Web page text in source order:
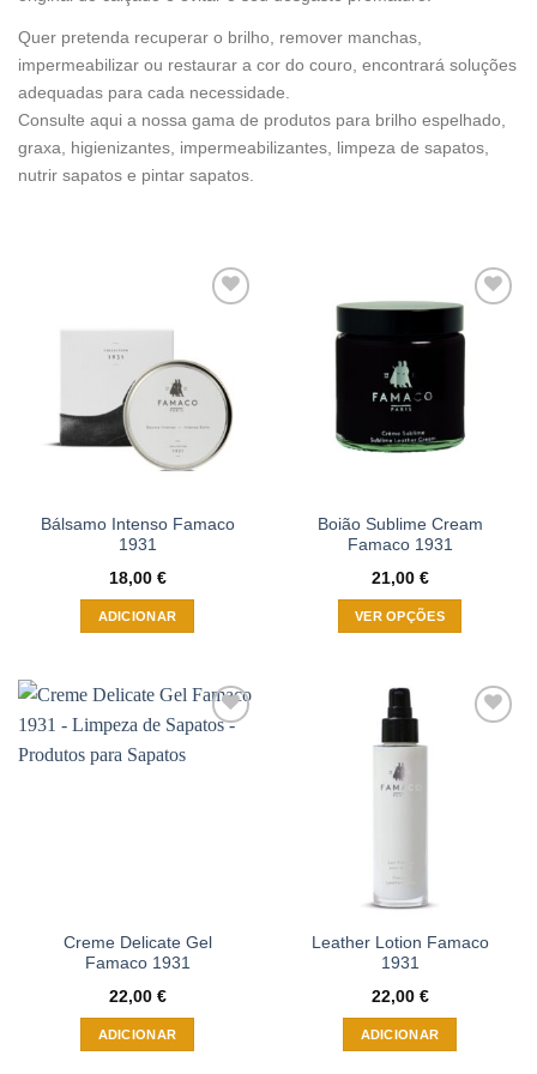
Quer pretenda recuperar o brilho, remover manchas,
impermeabilizar ou restaurar a cor do couro, encontrará soluções
adequadas para cada necessidade.
Consulte aqui a nossa gama de produtos para brilho espelhado,
graxa, higienizantes, impermeabilizantes, limpeza de sapatos,
nutrir sapatos e pintar sapatos.
Bálsamo Intenso Famaco
1931
18,00 €
ADICIONAR
à wishlist
Boião Sublime Cream
Famaco 1931
21,00 €
VER OPÇÕES
has
multiple
variants.
The
options
on
product
page
Adicionar
à wishlist
Creme Delicate Gel
Famaco 1931
22,00 €
ADICIONAR
Leather Lotion Famaco
1931
22,00 €
ADICIONAR